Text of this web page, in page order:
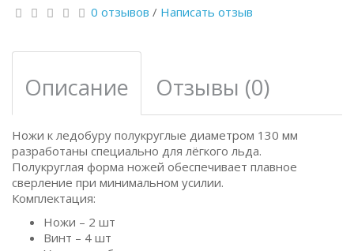
0 отзывов / Написать отзыв
Описание Отзывы (0)
Ножи к ледобуру полукруглые диаметром 130 мм
разработаны специально для лёгкого льда.
Полукруглая форма ножей обеспечивает плавное
сверление при минимальном усилии.
Комплектация:
Ножи – 2 шт
Винт – 4 шт